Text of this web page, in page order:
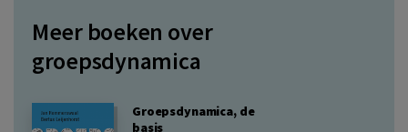
Meer boeken over
groepsdynamica
Groepsdynamica, de
basis